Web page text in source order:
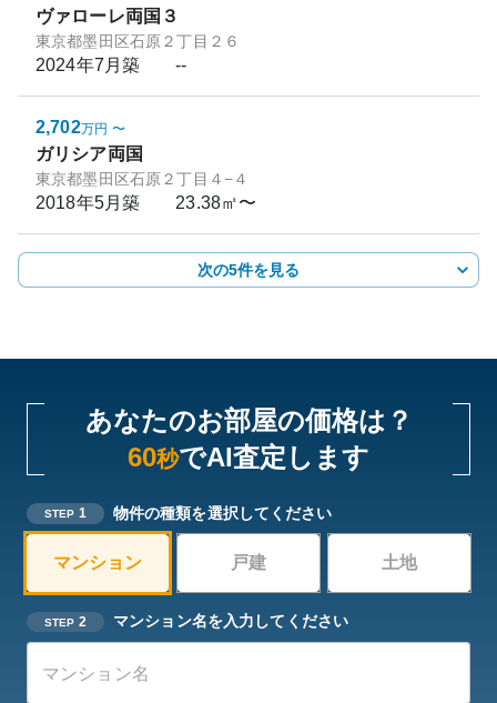
ヴァローレ両国３
東京都墨田区石原２丁目２６
2024年7月築 --
2,702万円 〜
ガリシア両国
東京都墨田区石原２丁目４−４
2018年5月築 23.38㎡〜
次の5件を見る
あなたのお部屋の価格は？
60秒でAI査定します
STEP 1 物件の種類を選択してください
マンション 戸建 土地
STEP 2 マンション名を入力してください